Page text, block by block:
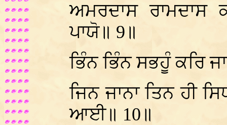
ਅਮਰਦਾਸ ਰਾਮਦਾਸ
ਪਾਯੋ॥ 9॥
ਭਿੰਨ ਭਿੰਨ ਸਭਹੂੰ ਕਰਿ
ਜਿਨ ਜਾਨਾ ਤਿਨ ਹੀ
ਆਈ॥ 10॥